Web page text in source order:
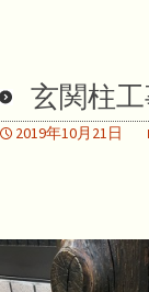
玄関柱
2019年10月21日